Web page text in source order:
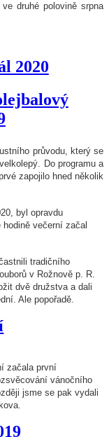
druhé polovině srpna
průvodu, který se
Do programu a
zapojilo hned několik
2020
byl opravdu
večerní začal
tradičního
v Rožnově p. R.
dvě družstva a dali
Ale popořadě.
začala první
vánočního
jsme se pak vydali